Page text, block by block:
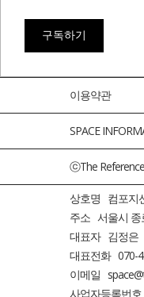
구독하기
이용약관
SPACE
ⓒThe Reference
상호명 컴포지
주소 서울시 종
대표자 김정은
대표전화 070-
이메일
사업자등록번